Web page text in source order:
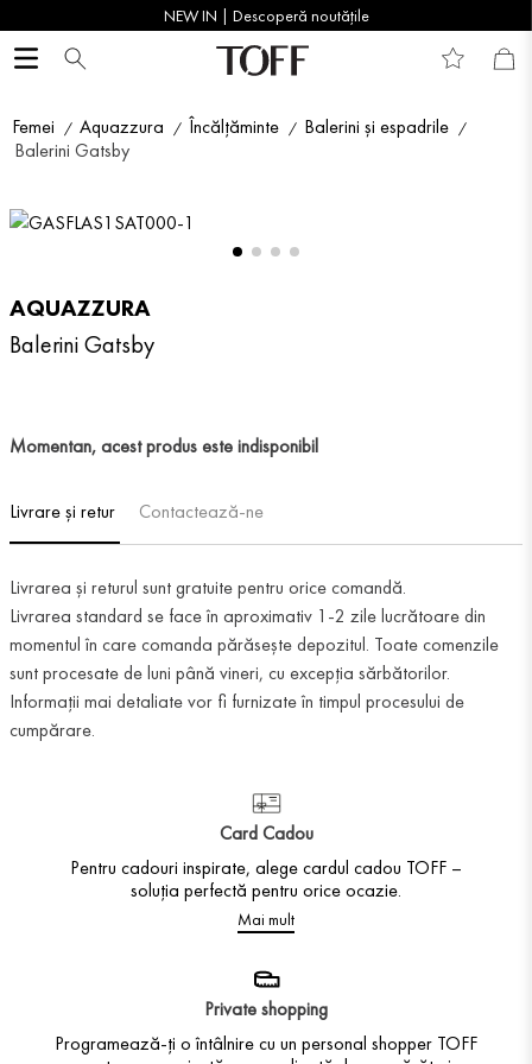
NEW IN | Descoperă noutățile
Femei Aquazzura Încălțăminte
Balerini și espadrile
Balerini Gatsby
AQUAZZURA
Balerini Gatsby
Momentan, acest produs este indisponibil
Livrare și retur Contactează-ne
Livrarea și returul sunt gratuite pentru orice comandă.
Livrarea standard se face în aproximativ 1-2 zile lucrătoare din
momentul în care comanda părăsește depozitul. Toate comenzile
sunt procesate de luni până vineri, cu excepția sărbătorilor.
Informații mai detaliate vor fi furnizate în timpul procesului de
cumpărare.
Card Cadou
Pentru cadouri inspirate, alege cardul cadou TOFF –
soluția perfectă pentru orice ocazie.
Mai mult
Private shopping
Programează-ți o întâlnire cu un personal shopper TOFF